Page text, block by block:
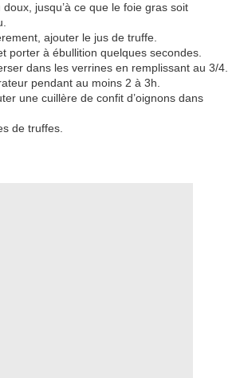
jusqu’à ce que le foie gras soit
ajouter le jus de truffe.
porter à ébullition quelques secondes.
dans les verrines en remplissant au 3/4.
pendant au moins 2 à 3h.
une cuillère de confit d’oignons dans
de truffes.